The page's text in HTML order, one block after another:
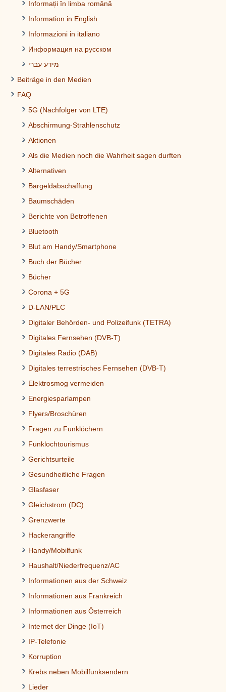
Informații în limba română
Information in English
Informazioni in italiano
Информация на русском
מידע עברי
Beiträge in den Medien
FAQ
5G (Nachfolger von LTE)
Abschirmung-Strahlenschutz
Aktionen
Als die Medien noch die Wahrheit sagen durften
Alternativen
Bargeldabschaffung
Baumschäden
Berichte von Betroffenen
Bluetooth
Blut am Handy/Smartphone
Buch der Bücher
Bücher
Corona + 5G
D-LAN/PLC
Digitaler Behörden- und Polizeifunk (TETRA)
Digitales Fernsehen (DVB-T)
Digitales Radio (DAB)
Digitales terrestrisches Fernsehen (DVB-T)
Elektrosmog vermeiden
Energiesparlampen
Flyers/Broschüren
Fragen zu Funklöchern
Funklochtourismus
Gerichtsurteile
Gesundheitliche Fragen
Glasfaser
Gleichstrom (DC)
Grenzwerte
Hackerangriffe
Handy/Mobilfunk
Haushalt/Niederfrequenz/AC
Informationen aus der Schweiz
Informationen aus Frankreich
Informationen aus Österreich
Internet der Dinge (IoT)
IP-Telefonie
Korruption
Krebs neben Mobilfunksendern
Lieder